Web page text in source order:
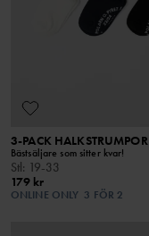
3-PACK HALKSTRUMPOR
Bästsäljare som sitter kvar!
Stl : 19-33
179 kr
ONLINE ONLY 3 FÖR 2